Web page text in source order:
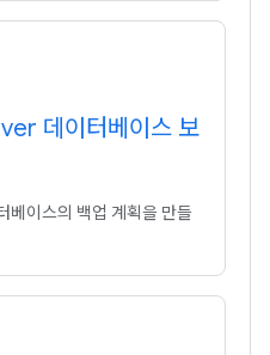
데이터베이스 보
이스의 백업 계획을 만들